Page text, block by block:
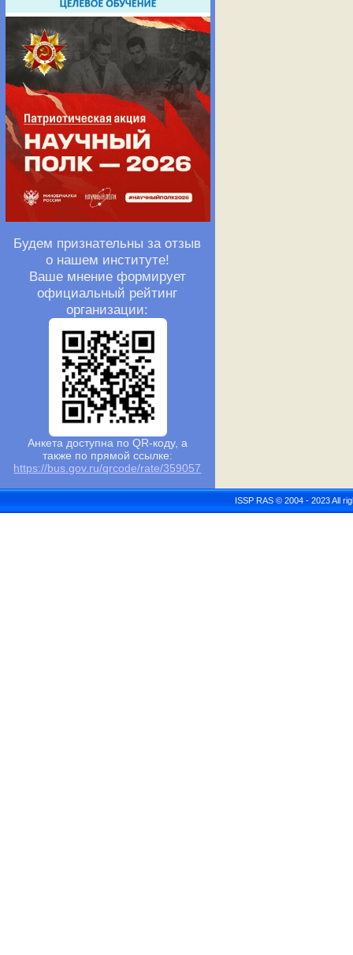
Будем признательны за отзыв
о нашем институте!
Ваше мнение формирует
официальный рейтинг
организации:
Анкета доступна по QR-коду, а
также по прямой ссылке:
https://bus.gov.ru/qrcode/rate/359057
ISSP RAS © 2004 - 2023 All